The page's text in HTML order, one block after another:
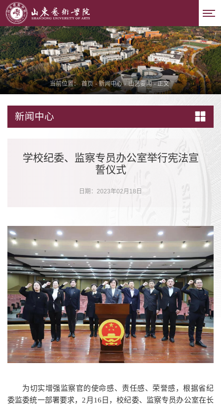
当前位置： 首页 - 新闻中心 - 山艺要闻 - 正文
新闻中心
学校纪委、监察专员办公室举行宪法宣
誓仪式
日期：2023年02月18日
为切实增强监察官的使命感、责任感、荣誉感，根据省纪
委监委统一部署要求，2月16日，校纪委、监察专员办公室在长